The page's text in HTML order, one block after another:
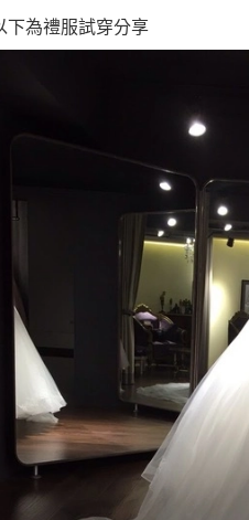
下為禮服試穿分享